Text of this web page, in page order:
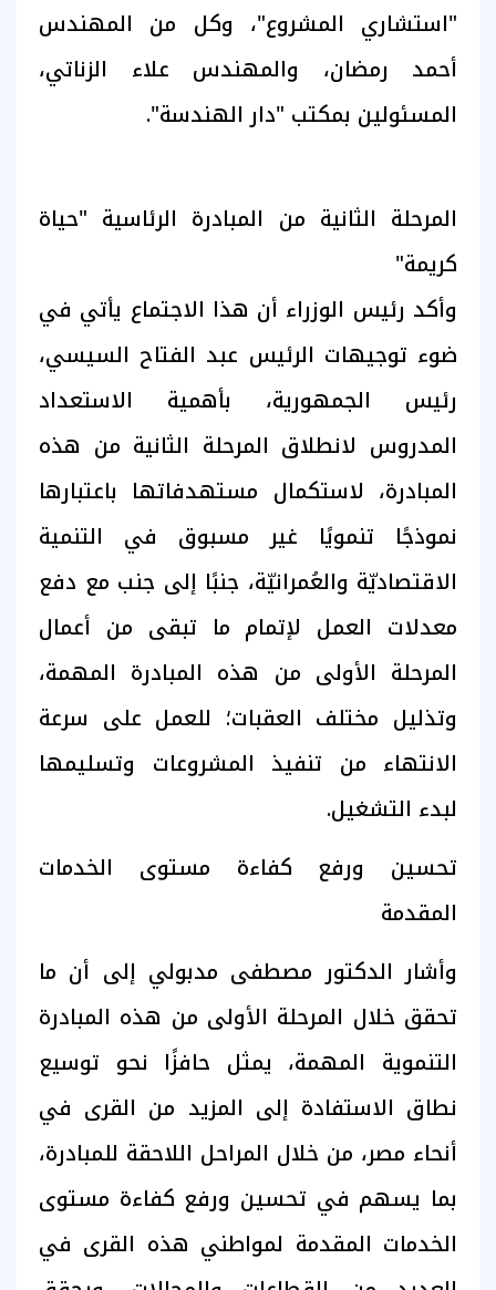
"استشاري المشروع"، وكل من المهندس
أحمد رمضان، والمهندس علاء الزناتي،
المسئولين بمكتب "دار الهندسة".
المرحلة الثانية من المبادرة الرئاسية "حياة
كريمة"
وأكد رئيس الوزراء أن هذا الاجتماع يأتي في
ضوء توجيهات الرئيس عبد الفتاح السيسي،
رئيس الجمهورية، بأهمية الاستعداد
المدروس لانطلاق المرحلة الثانية من هذه
المبادرة، لاستكمال مستهدفاتها باعتبارها
نموذجًا تنمويًا غير مسبوق في التنمية
الاقتصاديّة والعُمرانيّة، جنبًا إلى جنب مع دفع
معدلات العمل لإتمام ما تبقى من أعمال
المرحلة الأولى من هذه المبادرة المهمة،
وتذليل مختلف العقبات؛ للعمل على سرعة
الانتهاء من تنفيذ المشروعات وتسليمها
لبدء التشغيل.
تحسين ورفع كفاءة مستوى الخدمات
المقدمة
وأشار الدكتور مصطفى مدبولي إلى أن ما
تحقق خلال المرحلة الأولى من هذه المبادرة
التنموية المهمة، يمثل حافزًا نحو توسيع
نطاق الاستفادة إلى المزيد من القرى في
أنحاء مصر، من خلال المراحل اللاحقة للمبادرة،
بما يسهم في تحسين ورفع كفاءة مستوى
الخدمات المقدمة لمواطني هذه القرى في